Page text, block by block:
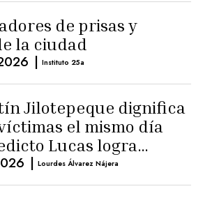
de prisas y
la ciudad
| Instituto 25a
Jilotepeque dignifica
el mismo día
Lucas logra
| Lourdes Álvarez Nájera